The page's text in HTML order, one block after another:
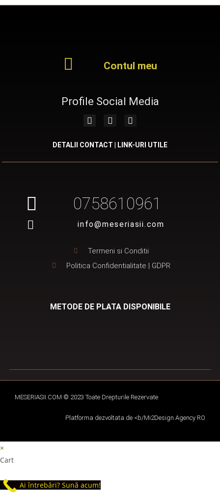
Contul meu
Profile Social Media
DETALII CONTACT | LINK-URI UTILE
0758610961
info@meseriasii.com
Termeni si Conditii
Politica Confidentialitate | GDPR
METODE DE PLATA DISPONIBILE
MESERIASII.COM © 2023 Toate Drepturile Rezervate
Platforma dezvoltata de <b/Mi2Design Agency RO
×
Cart
Ai întrebări? Sună acum!